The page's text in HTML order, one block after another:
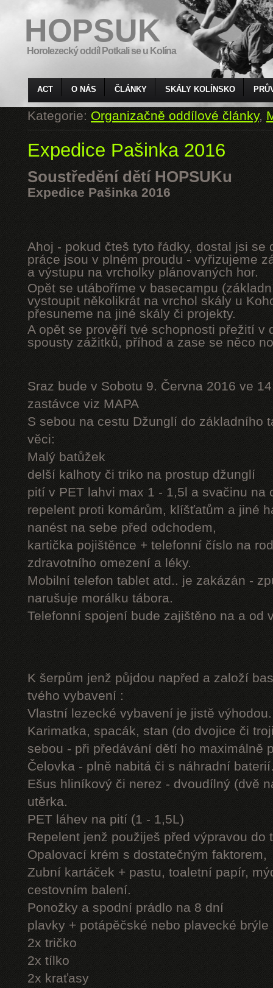
HOPSUK
Horolezecký oddíl Potkali se u Kolína
ACT O NÁS ČLÁNKY SKÁLY KOLÍNSKO
Kategorie:Organizačně oddílové články,
Expedice Pašinka 2016
Soustředění dětí HOPSUKu
Expedice Pašinka 2016
Ahoj - pokud čteš tyto řádky, dostal jsi se
práce jsou v plném proudu - vyřizujeme
a výstupu na vrcholky plánovaných hor.
Opět se utáboříme v basecampu
vystoupit několikrát na vrchol skály u
přesuneme na jiné skály či projekty.
A opět se prověří tvé schopnosti přežití v
spousty zážitků, příhod a zase se něco
Sraz bude v Sobotu 9. Června 2016 ve
zastávce viz MAPA
S sebou na cestu Džunglí do základního
věci:
Malý batůžek
delší kalhoty či triko na prostup džunglí
pití v PET lahvi max 1 - 1,5l a svačinu na
repelent proti komárům, klíšťatům a jiné
nanést na sebe před odchodem,
kartička pojištěnce + telefonní číslo na
zdravotního omezení a léky.
Mobilní telefon tablet atd.. je zakázán -
narušuje morálku tábora.
Telefonní spojení bude zajištěno na a od
K šerpům jenž půjdou napřed a založí
tvého vybavení :
Vlastní lezecké vybavení je jistě výhodou.
Karimatka, spacák, stan (do dvojice či
sebou - při předávání dětí ho maximálně
Čelovka - plně nabitá či s náhradní
Ešus hliníkový či nerez - dvoudílný (dvě
utěrka.
PET láhev na pití (1 - 1,5L)
Repelent jenž použiješ před výpravou do
Opalovací krém s dostatečným faktorem,
Zubní kartáček + pastu, toaletní papír,
cestovním balení.
Ponožky a spodní prádlo na 8 dní
plavky + potápěčské nebo plavecké brýle
2x tričko
2x tílko
2x kraťasy